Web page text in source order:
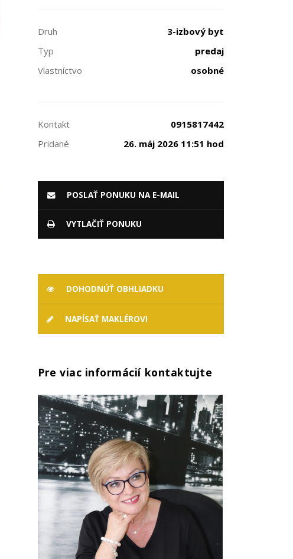
Druh
3-izbový byt
Typ
predaj
Vlastníctvo
osobné
Kontakt
0915817442
Pridané
26. máj 2026 11:51 hod
POSLAŤ PONUKU NA E-MAIL
VYTLAČIŤ PONUKU
DOHODNÚŤ OBHLIADKU
NAPÍSAŤ MAKLÉROVI
Pre viac informácií kontaktujte